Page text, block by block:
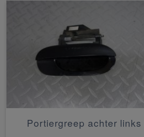
Portiergreep achter links